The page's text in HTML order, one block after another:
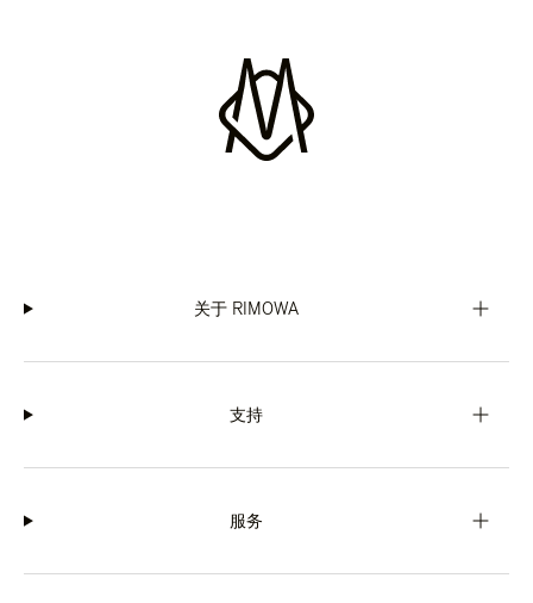
关于 RIMOWA
支持
服务